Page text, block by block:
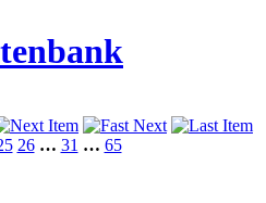
26 … 31 … 65